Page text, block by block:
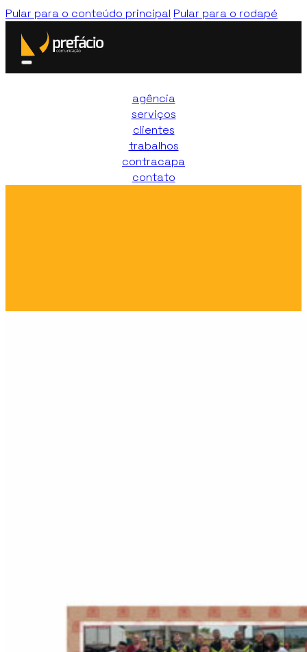
Pular para o conteúdo principal Pular para o rodapé
agência
serviços
clientes
trabalhos
contracapa
contato